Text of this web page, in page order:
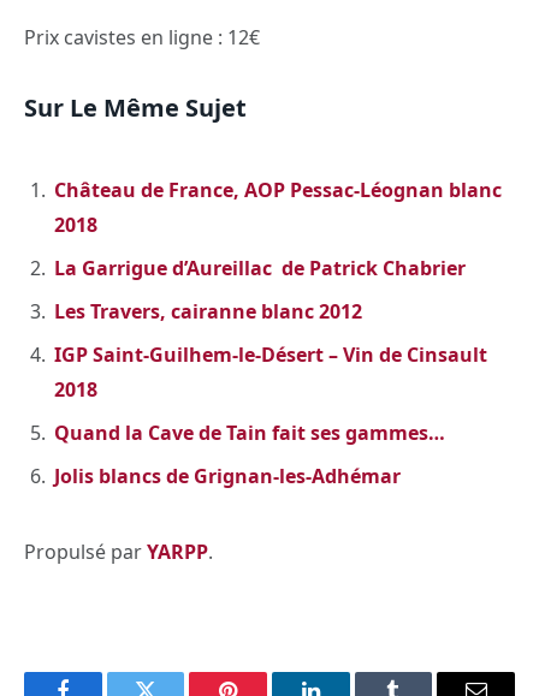
Prix cavistes en ligne : 12€
Sur Le Même Sujet
Château de France, AOP Pessac-Léognan blanc
2018
La Garrigue d’Aureillac de Patrick Chabrier
Les Travers, cairanne blanc 2012
IGP Saint-Guilhem-le-Désert – Vin de Cinsault
2018
Quand la Cave de Tain fait ses gammes…
Jolis blancs de Grignan-les-Adhémar
Propulsé parYARPP.